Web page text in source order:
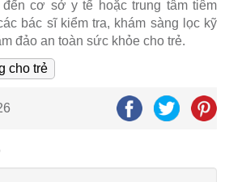
cơ sở y tế hoặc trung tâm tiêm
bác sĩ kiểm tra, khám sàng lọc kỹ
đảo an toàn sức khỏe cho trẻ.
cho trẻ